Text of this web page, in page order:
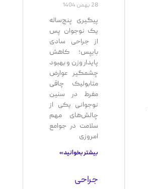
28 بهمن 1404
پیگیری پنج‌ساله
یک نوجوان پس
از جراحی سادی
بایپس؛ کاهش
پایدار وزن و بهبود
چشمگیر عوارض
متابولیک چاقی
مفرط در سنین
نوجوانی یکی از
چالش‌های مهم
سلامت در جوامع
امروزی
بیشتر بخوانید »
جراحی